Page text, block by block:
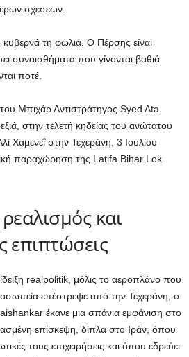
σχέσεων.
τη φωλιά. Ο Πέρσης είναι
συναισθήματα που γίνονται βαθιά
ποτέ.
Μπιχάρ Αντιστράτηγος Syed Ata
στην τελετή κηδείας του ανώτατου
Χαμενεΐ στην Τεχεράνη, 3 Ιουλίου
παραχώρηση της Latifa Bihar Lok
και
επιπτώσεις
realpolitik, μόλις το αεροπλάνο που
επέστρεψε από την Τεχεράνη, ο
έκανε μια σπάνια εμφάνιση στο
επίσκεψη, δίπλα στο Ιράν, όπου
τους επιχειρήσεις και όπου εδρεύει